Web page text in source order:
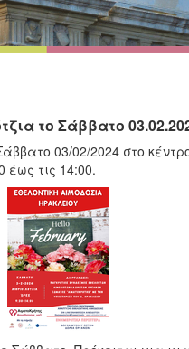
το Σάββατο
03/02/2024 στο
έως τις 14:00.